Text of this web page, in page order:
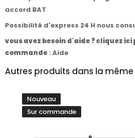
accord BAT
Possibilité d'express 24 H nous
vous avez besoin d'aide ? cliquez
commande : Aide
Autres produits dans la
Nouveau
Sur commande